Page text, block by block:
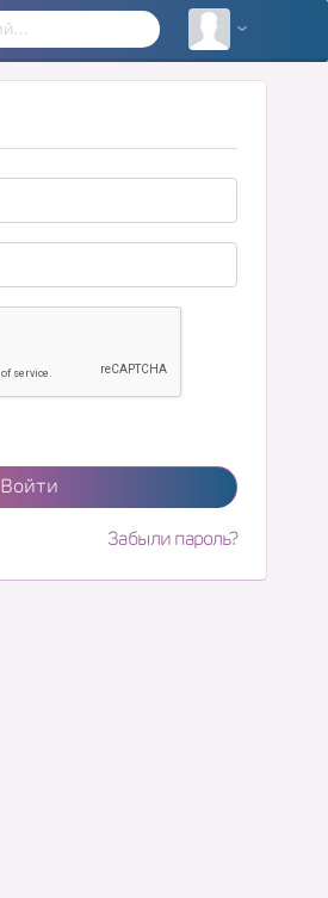
Войти
Забыли пароль?